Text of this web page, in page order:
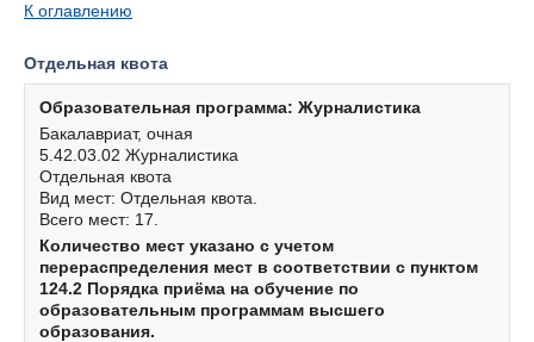
К оглавлению
Отдельная квота
Образовательная программа: Журналистика
Бакалавриат, очная
5.42.03.02 Журналистика
Отдельная квота
Вид мест: Отдельная квота.
Всего мест: 17.
Количество мест указано с учетом
перераспределения мест в соответствии с пунктом
124.2 Порядка приёма на обучение по
образовательным программам высшего
образования.